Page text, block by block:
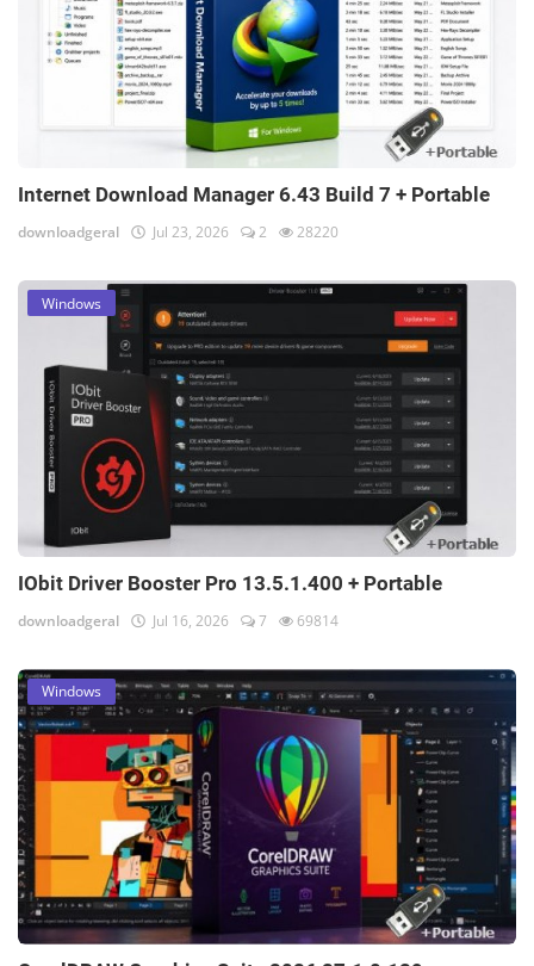
Internet Download Manager 6.43 Build 7 + Portable
downloadgeral Jul 23, 2026 2 28220
Windows
IObit Driver Booster Pro 13.5.1.400 + Portable
downloadgeral Jul 16, 2026 7 69814
Windows